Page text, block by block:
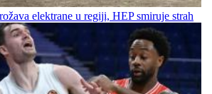
elektrane u regiji, HEP smiruje strah